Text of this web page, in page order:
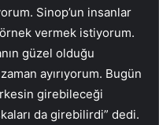
Sinop’un insanlar
vermek istiyorum.
güzel olduğu
ayırıyorum. Bugün
girebileceği
da girebilirdi” dedi.